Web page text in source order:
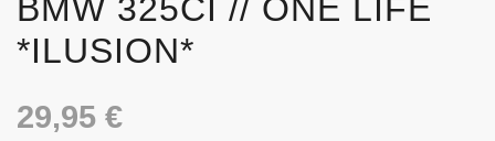
BMW 325CI // ONE LIFE
*ILUSION*
29,95 €